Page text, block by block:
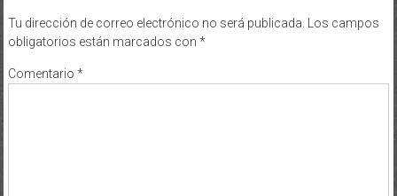
Tu dirección de correo electrónico no será publicada.
Los campos
obligatorios están marcados con *
Comentario *